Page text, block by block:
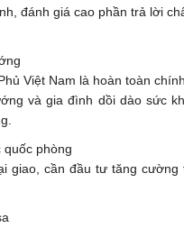
đánh giá cao phần trả lời
Việt Nam là hoàn toàn
và gia đình dồi dào sức
phòng
giao, cần đầu tư tăng